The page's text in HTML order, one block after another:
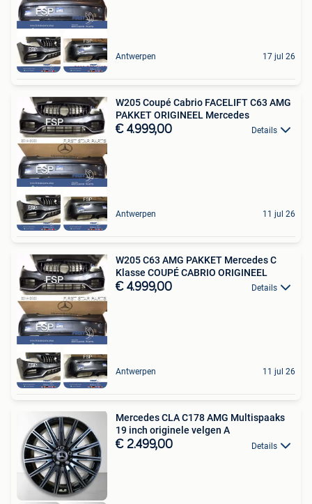
Antwerpen 17 jul 26
W205 Coupé Cabrio FACELIFT C63 AMG
PAKKET ORIGINEEL Mercedes
€ 4.999,00 Details
Antwerpen 11 jul 26
W205 C63 AMG PAKKET Mercedes C
Klasse COUPÉ CABRIO ORIGINEEL
€ 4.999,00 Details
Antwerpen 11 jul 26
Mercedes CLA C178 AMG Multispaaks
19 inch originele velgen A
€ 2.499,00 Details